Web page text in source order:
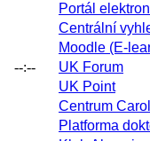
--:--
Portál
Centrální
Moodle (E-
UK Forum
UK Point
Centrum
Platforma